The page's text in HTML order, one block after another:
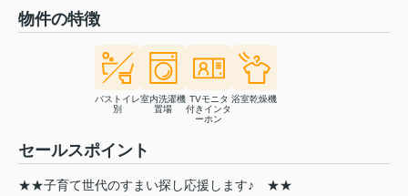
物件の特徴
バストイレ
別
室内洗濯機
置場
TVモニタ
付きインタ
ーホン
浴室乾燥機
セールスポイント
★★子育て世代のすまい探し応援します♪ ★★